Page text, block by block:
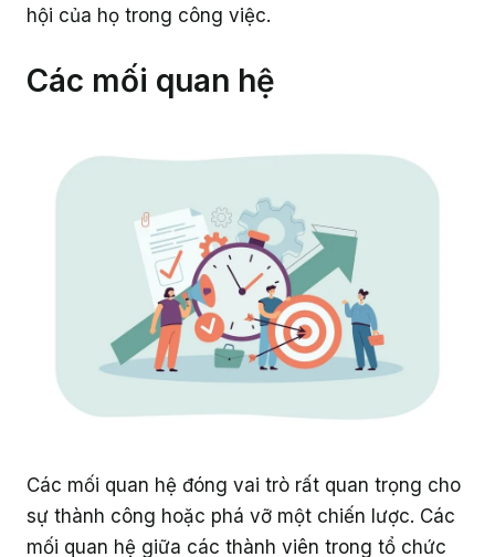
hội của họ trong công việc.
Các mối quan hệ
Các mối quan hệ đóng vai trò rất quan trọng cho
sự thành công hoặc phá vỡ một chiến lược. Các
mối quan hệ giữa các thành viên trong tổ chức